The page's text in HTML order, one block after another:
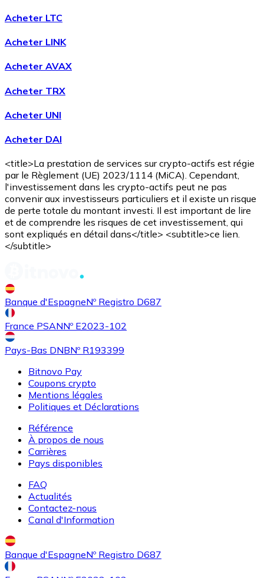
carte
AcheterAvalancheavec virement bancaireavec carte
AVAX
AcheterShiba Inuavec virement bancaire
SHIB
AcheterUniswap
UNI
Acheter LTC
Acheter LINK
Acheter AVAX
Acheter TRX
Acheter UNI
Acheter DAI
<title>La prestation de services sur crypto-actifs est régie
par le Règlement (UE) 2023/1114 (MiCA). Cependant,
l'investissement dans les crypto-actifs peut ne pas
convenir aux investisseurs particuliers et il existe un risque
de perte totale du montant investi. Il est important de lire
et de comprendre les risques de cet investissement, qui
sont expliqués en détail dans</title> <subtitle>ce lien.
</subtitle>
Banque d'EspagneNº Registro D687
France PSANNº E2023-102
Pays-Bas DNBNº R193399
Bitnovo Pay
Coupons crypto
Mentions légales
Politiques et Déclarations
Référence
À propos de nous
Carrières
Pays disponibles
FAQ
Actualités
Contactez-nous
Canal d'Information
Banque d'EspagneNº Registro D687